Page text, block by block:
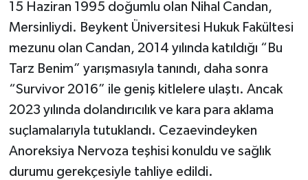
15 Haziran 1995 doğumlu olan Nihal Candan,
Mersinliydi. Beykent Üniversitesi Hukuk Fakültesi
mezunu olan Candan, 2014 yılında katıldığı “Bu
Tarz Benim” yarışmasıyla tanındı, daha sonra
“Survivor 2016” ile geniş kitlelere ulaştı. Ancak
2023 yılında dolandırıcılık ve kara para aklama
suçlamalarıyla tutuklandı. Cezaevindeyken
Anoreksiya Nervoza teşhisi konuldu ve sağlık
durumu gerekçesiyle tahliye edildi.